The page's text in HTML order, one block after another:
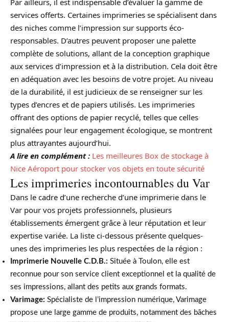
Par ailleurs, il est indispensable d’évaluer la gamme de
services offerts. Certaines imprimeries se spécialisent dans
des niches comme l’impression sur supports éco-
responsables. D’autres peuvent proposer une palette
complète de solutions, allant de la conception graphique
aux services d’impression et à la distribution. Cela doit être
en adéquation avec les besoins de votre projet. Au niveau
de la durabilité, il est judicieux de se renseigner sur les
types d’encres et de papiers utilisés. Les imprimeries
offrant des options de papier recyclé, telles que celles
signalées pour leur engagement écologique, se montrent
plus attrayantes aujourd’hui.
A lire en complément : Les meilleures Box de stockage à
Nice Aéroport pour stocker vos objets en toute sécurité
Les imprimeries incontournables du Var
Dans le cadre d’une recherche d’une imprimerie dans le
Var pour vos projets professionnels, plusieurs
établissements émergent grâce à leur réputation et leur
expertise variée. La liste ci-dessous présente quelques-
unes des imprimeries les plus respectées de la région :
Imprimerie Nouvelle C.D.B.: Située à Toulon, elle est
reconnue pour son service client exceptionnel et la qualité de
ses impressions, allant des petits aux grands formats.
Varimage: Spécialiste de l’impression numérique, Varimage
propose une large gamme de produits, notamment des bâches